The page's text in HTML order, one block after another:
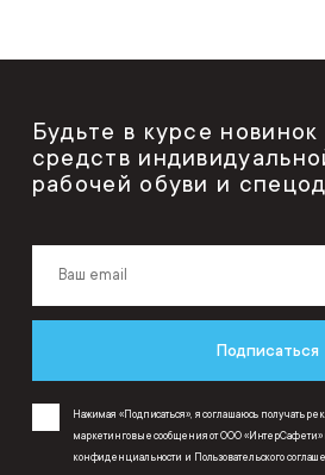
Будьте в курсе
средств
рабочей обуви и
Подписаться
Нажимая «Подписаться», я соглашаюсь получать
маркетинговые сообщения от ООО «ИнтерСафети»
конфиденциальности и Пользовательского